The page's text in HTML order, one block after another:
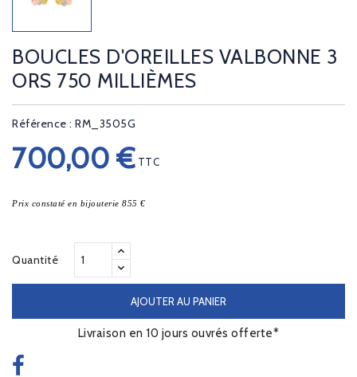
BOUCLES D'OREILLES VALBONNE 3
ORS 750 MILLIÈMES
Référence : RM_3505G
700,00 € TTC
Prix constaté en bijouterie 855 €
Quantité
AJOUTER AU PANIER
Livraison en 10 jours ouvrés offerte*